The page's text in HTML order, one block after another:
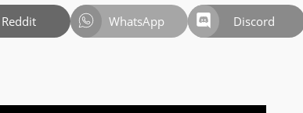
Reddit WhatsApp Discord